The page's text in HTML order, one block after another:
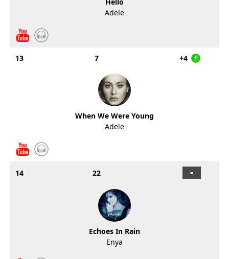
Adele
13 7 +4
When We Were Young
Adele
14 22
Echoes In Rain
Enya